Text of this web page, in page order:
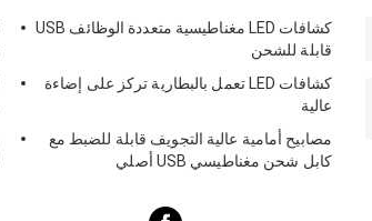
كشافات LED مغناطيسية متعددة الوظائف USB
قابلة للشحن
كشافات LED تعمل بالبطارية تركز على إضاءة
عالية
مصابيح أمامية عالية التجويف قابلة للضبط مع
كابل شحن مغناطيسي USB أصلي